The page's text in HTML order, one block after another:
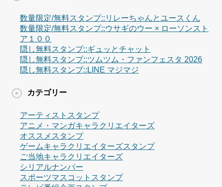
数量限定/無料スタンプ::リレーちゃんとユースくん
数量限定/無料スタンプ::ウサギのウー × ローソンスト
ア１００
隠し無料スタンプ::ギュッとチャット
隠し無料スタンプ::ツムツム・ファンフェスタ 2026
隠し無料スタンプ::LINE マジマジ
カテゴリー
アーティストスタンプ
アニメ・マンガキャラクリエイターズ
オススメスタンプ
ゲームキャラクリエイターズスタンプ
ご当地キャラクリエイターズ
シリアルナンバー
スポーツマスコットスタンプ